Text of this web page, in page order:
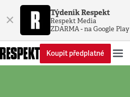
× Týdeník Respekt
Respekt Media
ZDARMA - na Google Play
Koupit předplatné